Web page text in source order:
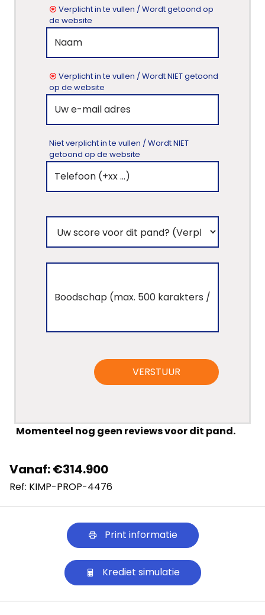
Verplicht in te vullen / Wordt getoond op
de website
Verplicht in te vullen / Wordt NIET getoond
op de website
Niet verplicht in te vullen / Wordt NIET
getoond op de website
VERSTUUR
Momenteel nog geen reviews voor dit pand.
Vanaf: €314.900
Ref: KIMP-PROP-4476
Print informatie
Krediet simulatie